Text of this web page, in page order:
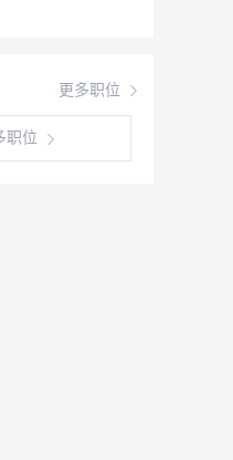
更多职位
职位